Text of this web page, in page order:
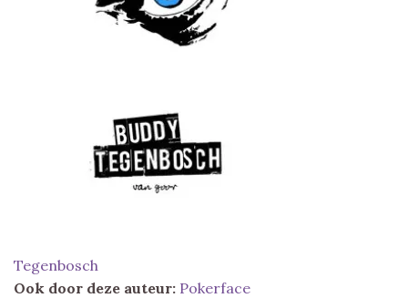
Tegenbosch
Ook door deze auteur: Pokerface